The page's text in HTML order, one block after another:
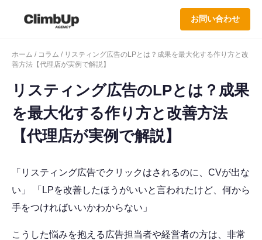
お問い合わせ
ホーム / コラム / リスティング広告のLPとは？成果を最大化する作り方と改
善方法【代理店が実例で解説】
リスティング広告のLPとは？成果
を最大化する作り方と改善方法
【代理店が実例で解説】
「リスティング広告でクリックはされるのに、CVが出な
い」 「LPを改善したほうがいいと言われたけど、何から
手をつければいいかわからない」
こうした悩みを抱える広告担当者や経営者の方は、非常